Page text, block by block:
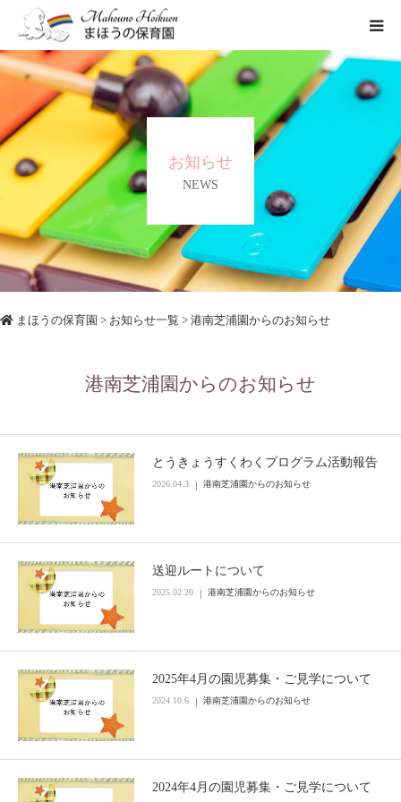
お知らせ
NEWS
まほうの保育園 > お知らせ一覧 > 港南芝浦園からのお知らせ
港南芝浦園からのお知らせ
とうきょうすくわくプログラム活動報告
2026.04.3 港南芝浦園からのお知らせ
送迎ルートについて
2025.02.20 港南芝浦園からのお知らせ
2025年4月の園児募集・ご見学について
2024.10.6 港南芝浦園からのお知らせ
2024年4月の園児募集・ご見学について
まほうの保育園の想い
各園のご紹介
一時保育について